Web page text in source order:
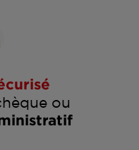
ou